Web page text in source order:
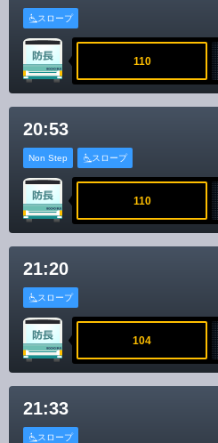
スロープ
110
20:53
Non Step スロープ
110
21:20
スロープ
104
21:33
スロープ